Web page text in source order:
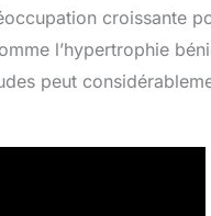
croissante
l’hypertrophie
peut